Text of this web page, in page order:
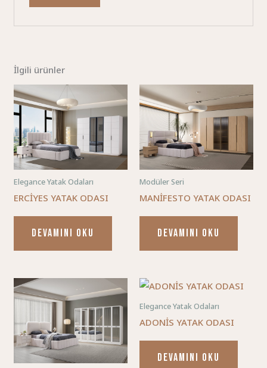
İlgili ürünler
Elegance Yatak Odaları
ERCİYES YATAK ODASI
DEVAMINI OKU
Modüler Seri
MANİFESTO YATAK ODASI
DEVAMINI OKU
Elegance Yatak Odaları
ADONİS YATAK ODASI
DEVAMINI OKU